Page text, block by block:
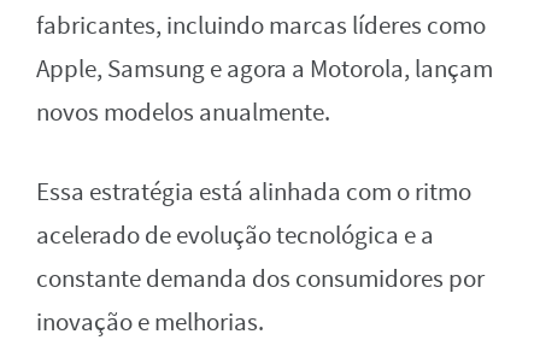
fabricantes, incluindo marcas líderes como
Apple, Samsung e agora a Motorola, lançam
novos modelos anualmente.
Essa estratégia está alinhada com o ritmo
acelerado de evolução tecnológica e a
constante demanda dos consumidores por
inovação e melhorias.